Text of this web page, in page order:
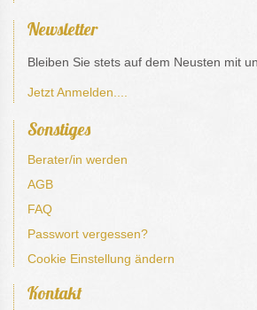
Newsletter
Bleiben Sie stets auf dem Neusten mit
Jetzt Anmelden....
Sonstiges
Berater/in werden
AGB
FAQ
Passwort vergessen?
Cookie Einstellung ändern
Kontakt